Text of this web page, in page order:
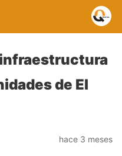
de El
hace 3 meses